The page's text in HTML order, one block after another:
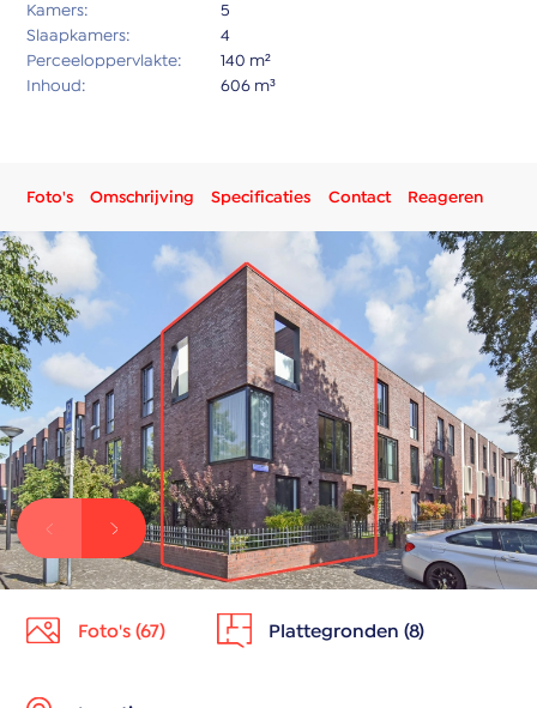
Kamers:
5
Slaapkamers:
4
Perceeloppervlakte:
140 m²
Inhoud:
606 m³
Foto's Omschrijving Specificaties Contact Reageren
Foto's (67) Plattegronden (8)